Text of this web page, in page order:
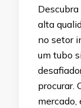
alta
no setor
um tubo
procurar.
mercado,